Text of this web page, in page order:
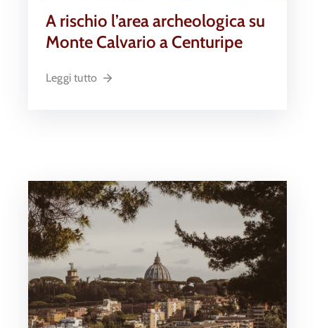
A rischio l’area archeologica su
Monte Calvario a Centuripe
Leggi tutto